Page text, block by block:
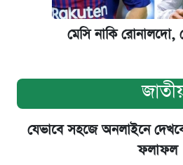
মেসি নাকি রোনালদো,
যেভাবে সহজে অনলাইনে
ফলাফল